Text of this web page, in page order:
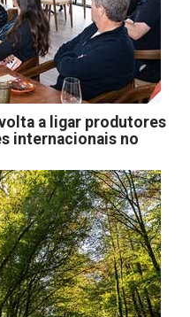
a ligar produtores
internacionais no